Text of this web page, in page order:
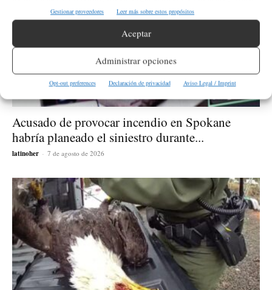
Gestionar proveedores
Leer más sobre estos propósitos
Aceptar
Administrar opciones
Opt-out preferences Declaración de privacidad Aviso Legal / Imprint
Acusado de provocar incendio en Spokane
habría planeado el siniestro durante...
latinoher - 7 de agosto de 2026